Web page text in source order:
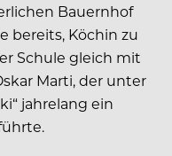
Bauernhof
bereits, Köchin zu
Schule gleich mit
Marti, der unter
jahrelang ein